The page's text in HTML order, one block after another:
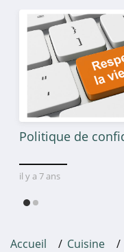
Politique de
il y a 7 ans
Accueil Cuisine